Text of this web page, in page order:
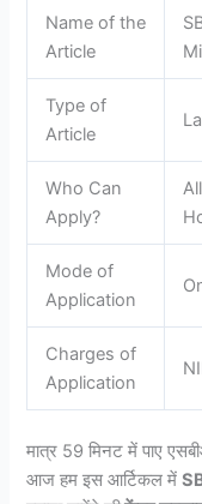
Name of the
Article
Type of
Article
Who Can
Apply?
Mode of
Application
Charges of
Application
मात्र 59 मिनट में पाए
आज हम इस आर्टिकल में